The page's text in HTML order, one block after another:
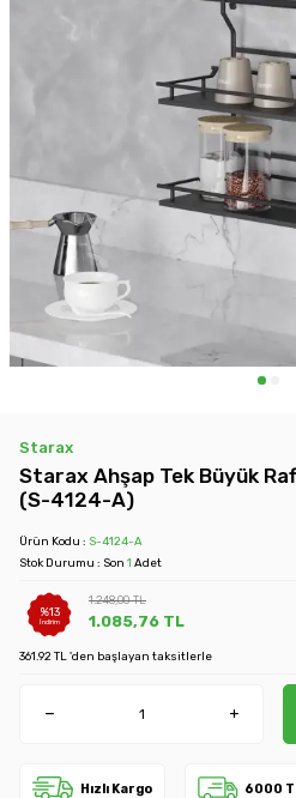
Starax
Starax Ahşap Tek Büyük
(S-4124-A)
Ürün Kodu : S-4124-A
Stok Durumu : Son 1 Adet
%13
İndirim
1.248,00TL
1.085,76 TL
361.92 TL 'den başlayan taksitlerle
Hızlı Kargo 6000